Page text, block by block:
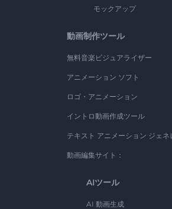
モックアップ
動画制作ツール
無料音楽ビジュアライザー
アニメーション ソフト
ロゴ・アニメーション
イントロ動画作成ツール
テキスト アニメーション ジェネ
動画編集サイト：
AIツール
AI 動画生成